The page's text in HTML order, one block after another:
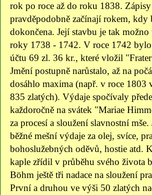
rok po roce až do roku 1838.
pravděpodobně začínají rokem, kdy
dokončena. Její stavbu je tak
roky 1738 - 1742. V roce 1742
účtu 69 zl. 36 kr., které vložil
Jmění postupně narůstalo, až na
dosáhlo maxima (např. v roce 1803
835 zlatých). Výdaje spočívaly
každoročně na svátek "Mariae
za procesí a sloužení slavnostní
běžné mešní výdaje za olej, svíce,
bohoslužebných oděvů, hostie atd.
kaple zřídil v průběhu svého života
Böhm ještě tři nadace na sloužení
První a druhou ve výši 50 zlatých